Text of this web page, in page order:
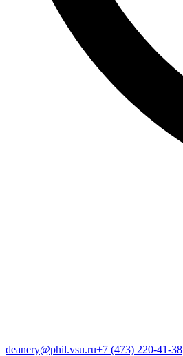
deanery@phil.vsu.ru+7 (473) 220-41-38